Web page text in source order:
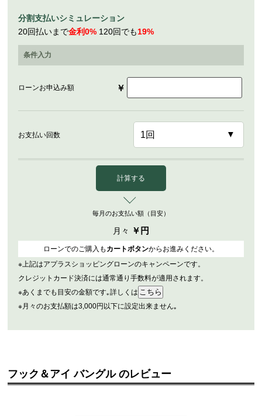
分割支払いシミュレーション
20回払いまで金利0% 120回でも19%
条件入力
ローンお申込み額 ￥
お支払い回数
計算する
毎月のお支払い額（目安）
月々 ￥ 円
ローンでのご購入も カートボタンからお進みください。
※上記はアプラスショッピングローンのキャンペーンです。
クレジットカード決済には通常通り手数料が適用されます。
※あくまでも目安の金額です｡詳しくは
※月々のお支払額は3,000円以下に設定出来ません｡
フック＆アイ バングル のレビュー